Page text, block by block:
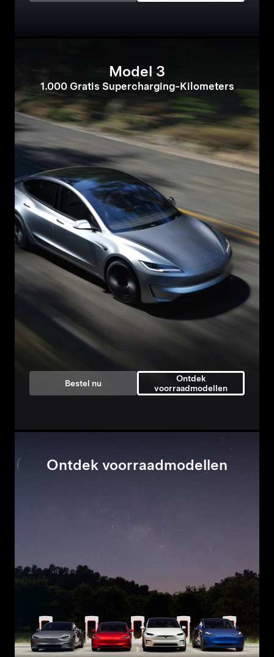
Model 3
1.000 Gratis Supercharging-Kilometers
Bestel nu
Ontdek
voorraadmodellen
Ontdek voorraadmodellen